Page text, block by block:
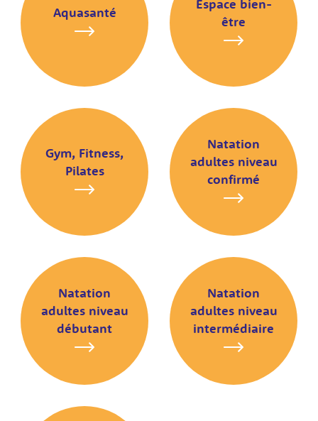
Aquasanté
Espace bien-
être
Gym, Fitness,
Pilates
Natation
adultes niveau
confirmé
Natation
adultes niveau
débutant
Natation
adultes niveau
intermédiaire